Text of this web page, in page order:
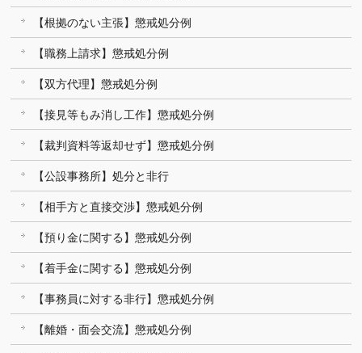
【根拠のない主張】懲戒処分例
【職務上請求】懲戒処分例
【双方代理】懲戒処分例
【接見等もみ消し工作】懲戒処分例
【裁判資料等返却せず】懲戒処分例
【公設事務所】処分と非行
【相手方と直接交渉】懲戒処分例
【預り金に関する】懲戒処分例
【着手金に関する】懲戒処分例
【事務員に対する非行】懲戒処分例
【離婚・面会交流】懲戒処分例